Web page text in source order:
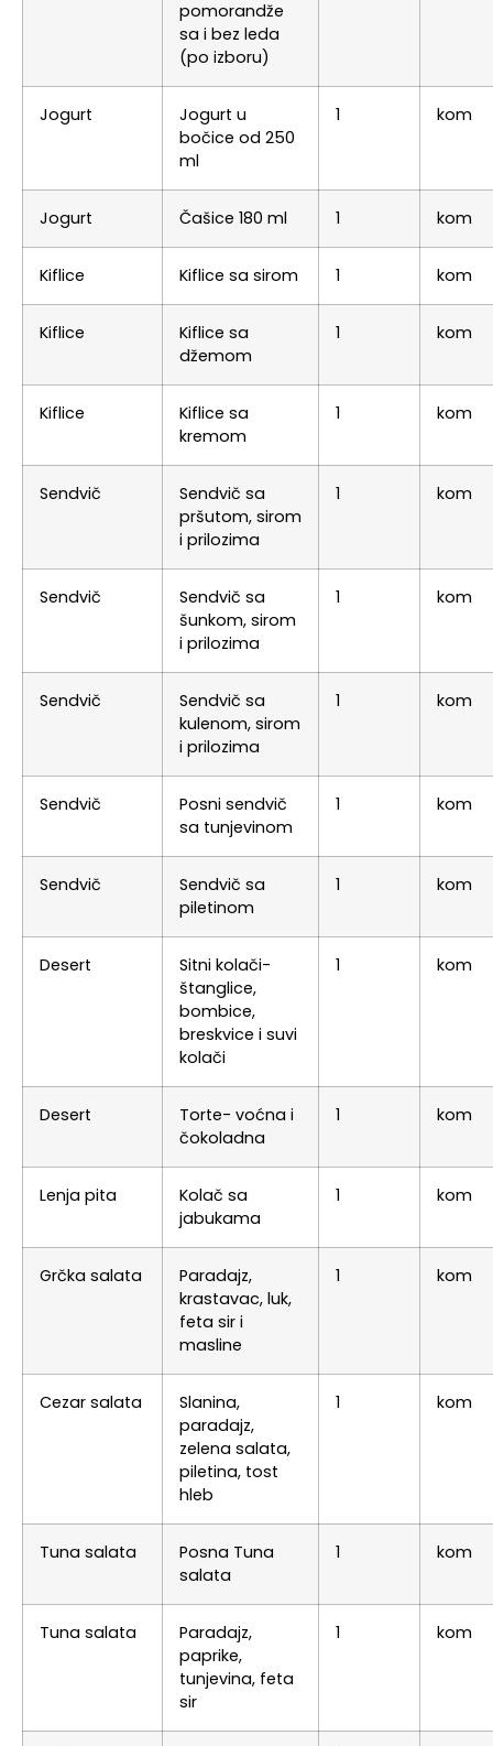
pomorandže
sa i bez leda
(po izboru)
Jogurt
Jogurt u
bočice od 250
ml
1 kom
Jogurt Čašice 180 ml 1 kom
Kiflice Kiflice sa sirom 1 kom
Kiflice
Kiflice sa
džemom
1 kom
Kiflice
Kiflice sa
kremom
1 kom
Sendvič
Sendvič sa
pršutom, sirom
i prilozima
1 kom
Sendvič
Sendvič sa
šunkom, sirom
i prilozima
1 kom
Sendvič
Sendvič sa
kulenom, sirom
i prilozima
1 kom
Sendvič
Posni sendvič
sa tunjevinom
1 kom
Sendvič
Sendvič sa
piletinom
1 kom
Desert
Sitni kolači-
štanglice,
bombice,
breskvice i suvi
kolači
1 kom
Desert
Torte- voćna i
čokoladna
1 kom
Lenja pita
Kolač sa
jabukama
1 kom
Grčka salata
Paradajz,
krastavac, luk,
feta sir i
masline
1 kom
Cezar salata
Slanina,
paradajz,
zelena salata,
piletina, tost
hleb
1 kom
Tuna salata
Posna Tuna
salata
1 kom
Tuna salata
Paradajz,
paprike,
tunjevina, feta
sir
1 kom